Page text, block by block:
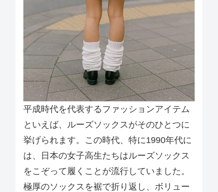
平成時代を代表するファッションアイテム
といえば、ルーズソックスがそのひとつに
挙げられます。この時代、特に1990年代に
は、日本の女子高生たちはルーズソックス
をこぞって履くことが流行していました。
極厚のソックスを裾で折り返し、ボリュー